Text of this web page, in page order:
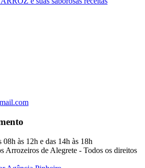
08h às 12h e das 14h às 18h
Arrozeiros de Alegrete - Todos os direitos